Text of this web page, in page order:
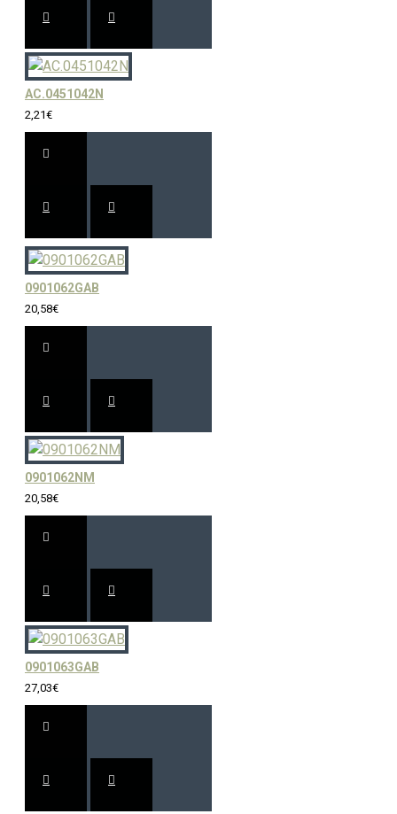
AC.0451042N
2,21€
0901062GAB
20,58€
0901062NM
20,58€
0901063GAB
27,03€